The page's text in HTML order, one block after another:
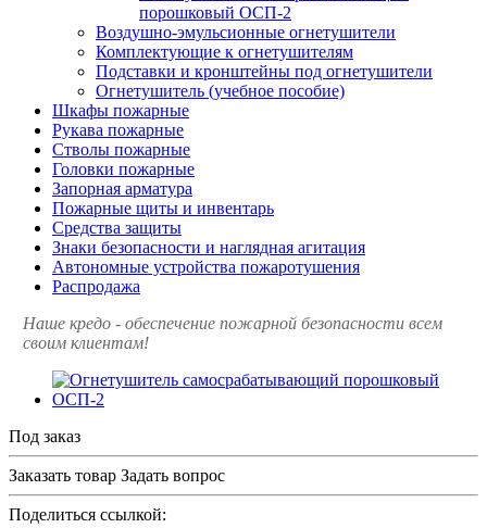
порошковый ОСП-2
Воздушно-эмульсионные огнетушители
Комплектующие к огнетушителям
Подставки и кронштейны под огнетушители
Огнетушитель (учебное пособие)
Шкафы пожарные
Рукава пожарные
Стволы пожарные
Головки пожарные
Запорная арматура
Пожарные щиты и инвентарь
Средства защиты
Знаки безопасности и наглядная агитация
Автономные устройства пожаротушения
Распродажа
Наше кредо - обеспечение пожарной безопасности всем
своим клиентам!
Под заказ
Заказать товар Задать вопрос
Поделиться ссылкой: